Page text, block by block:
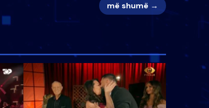
më shumë →